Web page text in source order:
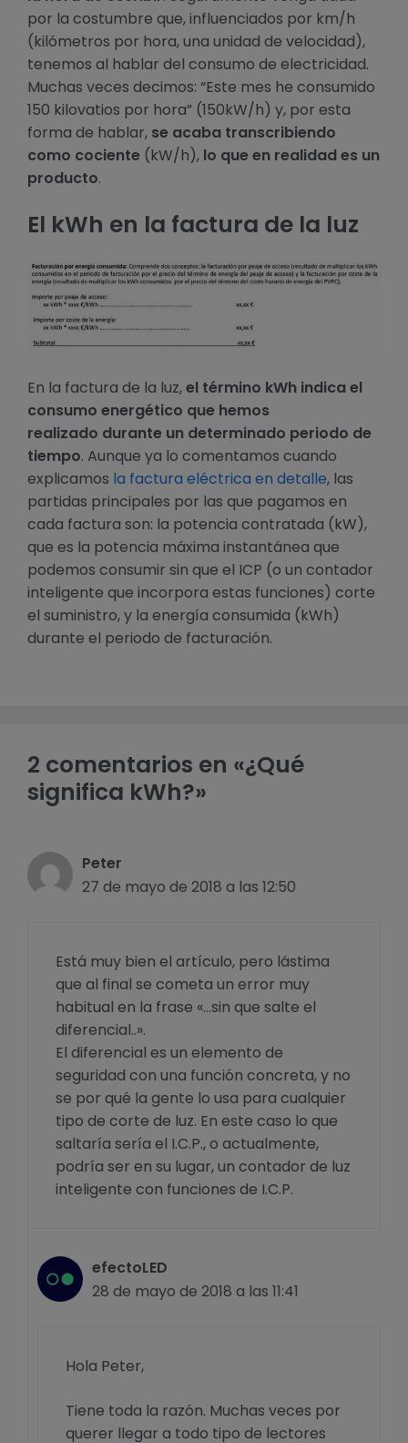
por la costumbre que, influenciados por km/h
(kilómetros por hora, una unidad de velocidad),
tenemos al hablar del consumo de electricidad.
Muchas veces decimos: “Este mes he consumido
150 kilovatios por hora” (150kW/h) y, por esta
forma de hablar, se acaba transcribiendo
como cociente (kW/h), lo que en realidad es un
producto.
El kWh en la factura de la luz
En la factura de la luz,el término kWh indica el
consumo energético que hemos
realizado durante un determinado periodo de
tiempo. Aunque ya lo comentamos cuando
explicamos la factura eléctrica en detalle, las
partidas principales por las que pagamos en
cada factura son: la potencia contratada (kW),
que es la potencia máxima instantánea que
podemos consumir sin que el ICP (o un contador
inteligente que incorpora estas funciones) corte
el suministro, y la energía consumida (kWh)
durante el periodo de facturación.
2 comentarios en «¿Qué
significa kWh?»
Peter
27 de mayo de 2018 a las 12:50
Está muy bien el artículo, pero lástima
que al final se cometa un error muy
habitual en la frase «…sin que salte el
diferencial..».
El diferencial es un elemento de
seguridad con una función concreta, y no
se por qué la gente lo usa para cualquier
tipo de corte de luz. En este caso lo que
saltaría sería el I.C.P., o actualmente,
podría ser en su lugar, un contador de luz
inteligente con funciones de I.C.P.
efectoLED
28 de mayo de 2018 a las 11:41
Hola Peter,
Tiene toda la razón. Muchas veces por
querer llegar a todo tipo de lectores